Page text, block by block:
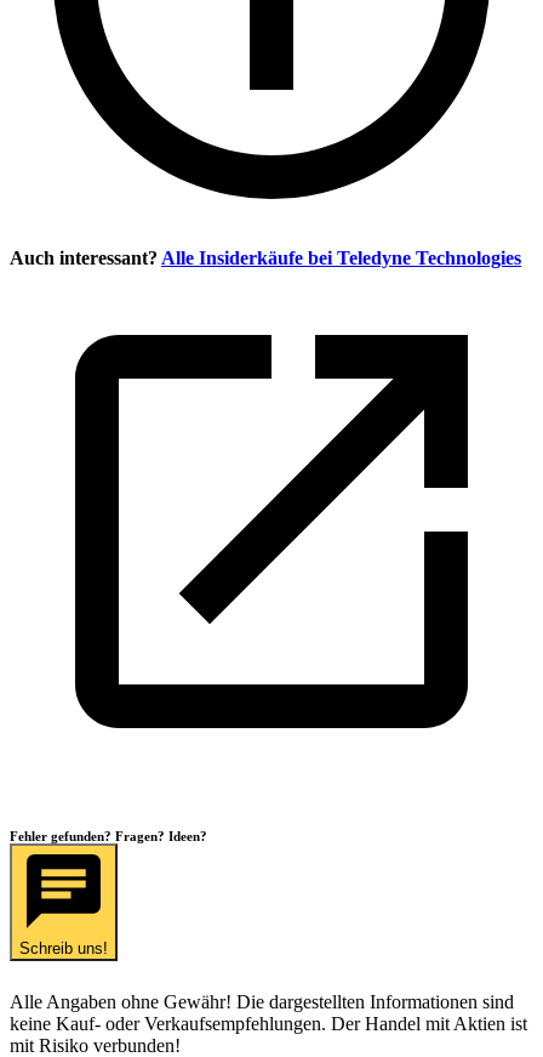
Auch interessant? Alle Insiderkäufe bei Teledyne Technologies
Fehler gefunden? Fragen? Ideen?
Schreib uns!
Alle Angaben ohne Gewähr! Die dargestellten Informationen sind
keine Kauf- oder Verkaufsempfehlungen. Der Handel mit Aktien ist
mit Risiko verbunden!